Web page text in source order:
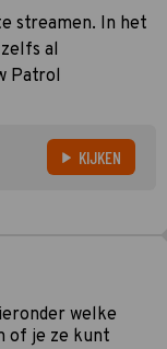
streamen. In het
al
Patrol
KIJKEN
welke
of je ze kunt